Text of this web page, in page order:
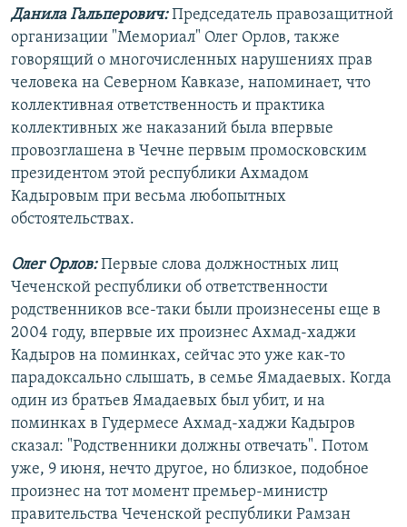
Данила Гальперович:Председатель правозащитной
организации "Мемориал" Олег Орлов, также
говорящий о многочисленных нарушениях прав
человека на Северном Кавказе, напоминает, что
коллективная ответственность и практика
коллективных же наказаний была впервые
провозглашена в Чечне первым промосковским
президентом этой республики Ахмадом
Кадыровым при весьма любопытных
обстоятельствах.
Олег Орлов:Первые слова должностных лиц
Чеченской республики об ответственности
родственников все-таки были произнесены еще в
2004 году, впервые их произнес Ахмад-хаджи
Кадыров на поминках, сейчас это уже как-то
парадоксально слышать, в семье Ямадаевых. Когда
один из братьев Ямадаевых был убит, и на
поминках в Гудермесе Ахмад-хаджи Кадыров
сказал: "Родственники должны отвечать". Потом
уже, 9 июня, нечто другое, но близкое, подобное
произнес на тот момент премьер-министр
правительства Чеченской республики Рамзан